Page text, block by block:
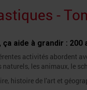
-
aide à grandir :
activités abordent
naturels, les animaux, le
histoire de l'art et